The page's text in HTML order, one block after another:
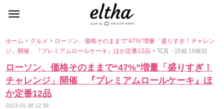
ホーム> グルメ> ローソン、価格そのままで“47%”増量「盛りすぎ！チャレン
ジ」開催 『プレミアムロールケーキ』ほか定番12品> 写真・詳細 16枚目
ローソン、価格そのままで“47%”増量「盛りすぎ！
チャレンジ」開催 『プレミアムロールケーキ』ほ
か定番12品
2023-01-30 12:39